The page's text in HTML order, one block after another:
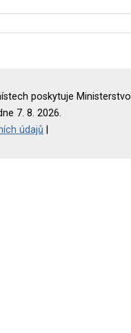
poskytuje
7. 8. 2026.
údajů